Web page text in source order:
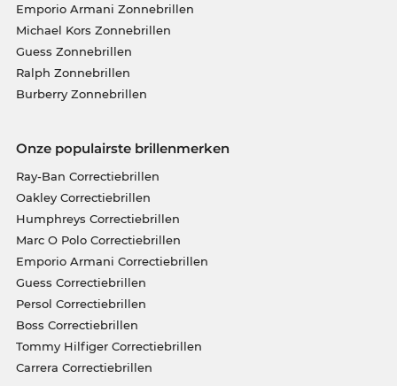
Emporio Armani Zonnebrillen
Michael Kors Zonnebrillen
Guess Zonnebrillen
Ralph Zonnebrillen
Burberry Zonnebrillen
Onze populairste brillenmerken
Ray-Ban Correctiebrillen
Oakley Correctiebrillen
Humphreys Correctiebrillen
Marc O Polo Correctiebrillen
Emporio Armani Correctiebrillen
Guess Correctiebrillen
Persol Correctiebrillen
Boss Correctiebrillen
Tommy Hilfiger Correctiebrillen
Carrera Correctiebrillen